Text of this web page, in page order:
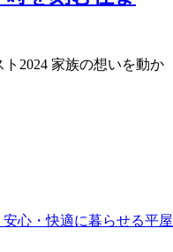
2024 家族の想いを動か